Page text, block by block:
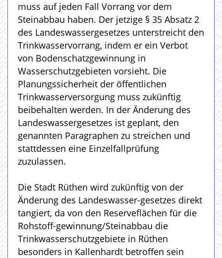
muss auf jeden Fall Vorrang vor dem
Steinabbau haben. Der jetzige § 35 Absatz 2
des Landeswassergesetzes unterstreicht den
Trinkwasservorrang, indem er ein Verbot
von Bodenschatzgewinnung in
Wasserschutzgebieten vorsieht. Die
Planungssicherheit der öffentlichen
Trinkwasserversorgung muss zukünftig
beibehalten werden. In der Änderung des
Landeswassergesetzes ist geplant, den
genannten Paragraphen zu streichen und
stattdessen eine Einzelfallprüfung
zuzulassen.
Die Stadt Rüthen wird zukünftig von der
Änderung des Landeswasser-gesetzes direkt
tangiert, da von den Reserveflächen für die
Rohstoff-gewinnung/Steinabbau die
Trinkwasserschutzgebiete in Rüthen
besonders in Kallenhardt betroffen sein